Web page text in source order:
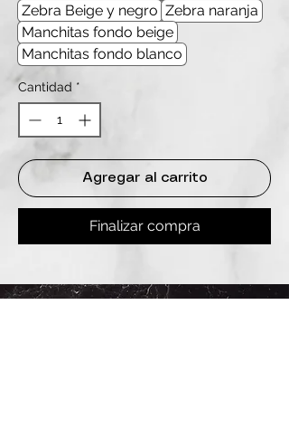
Zebra Beige y negro Zebra naranja
Manchitas fondo beige
Manchitas fondo blanco
Cantidad *
Agregar al carrito
Finalizar compra